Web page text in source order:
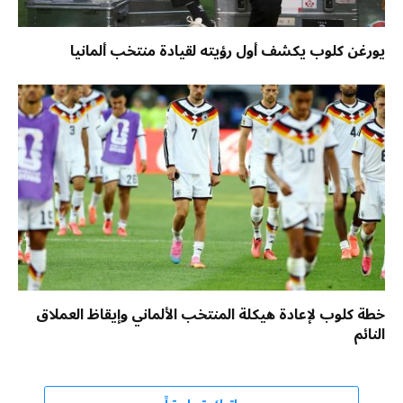
يورغن كلوب يكشف أول رؤيته لقيادة منتخب ألمانيا
خطة كلوب لإعادة هيكلة المنتخب الألماني وإيقاظ العملاق
النائم